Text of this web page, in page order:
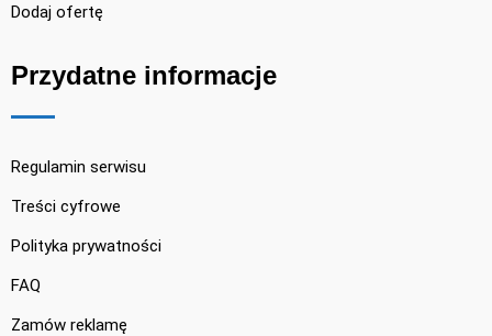
Dodaj ofertę
Przydatne informacje
Regulamin serwisu
Treści cyfrowe
Polityka prywatności
FAQ
Zamów reklamę